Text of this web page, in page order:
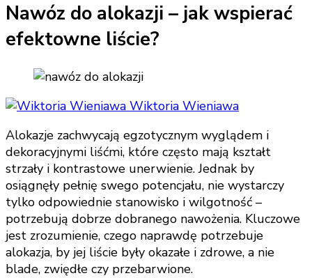
Nawóz do alokazji – jak wspierać
efektowne liście?
Wiktoria Wieniawa
Alokazje zachwycają egzotycznym wyglądem i
dekoracyjnymi liśćmi, które często mają kształt
strzały i kontrastowe unerwienie. Jednak by
osiągnęły pełnię swego potencjału, nie wystarczy
tylko odpowiednie stanowisko i wilgotność –
potrzebują dobrze dobranego nawożenia. Kluczowe
jest zrozumienie, czego naprawdę potrzebuje
alokazja, by jej liście były okazałe i zdrowe, a nie
blade, zwiędłe czy przebarwione.